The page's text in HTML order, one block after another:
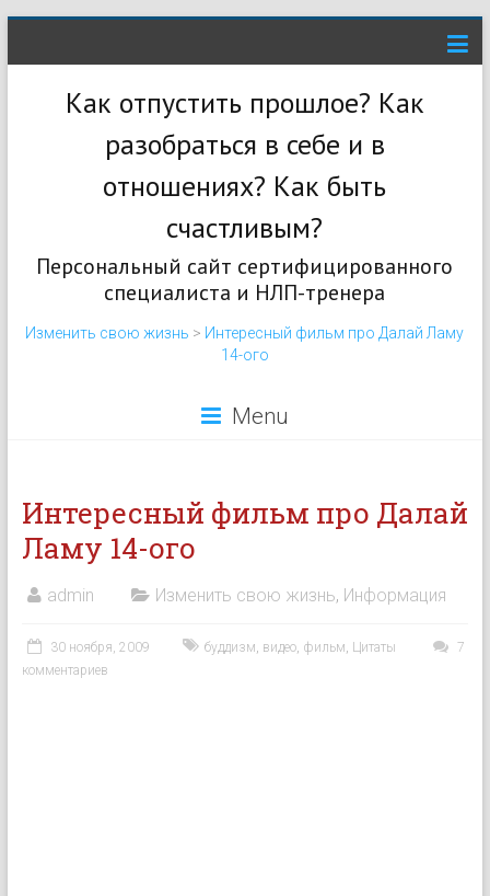
Как отпустить прошлое? Как
разобраться в себе и в
отношениях? Как быть
счастливым?
Персональный сайт сертифицированного
специалиста и НЛП-тренера
Изменить свою жизнь > Интересный фильм про Далай Ламу
14-ого
Menu
Интересный фильм про Далай
Ламу 14-ого
admin Изменить свою жизнь, Информация
30 ноября, 2009 буддизм, видео, фильм, Цитаты
7
комментариев